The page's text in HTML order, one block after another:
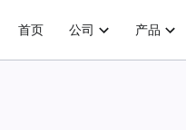
首页 公司 产品